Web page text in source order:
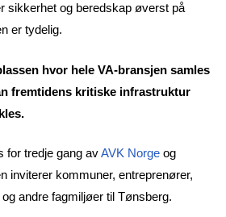
sikkerhet og beredskap øverst på
er tydelig.
hvor hele VA-bransjen samles
fremtidens kritiske infrastruktur
for tredje gang avAVK Norge og
inviterer kommuner, entreprenører,
andre fagmiljøer til Tønsberg.